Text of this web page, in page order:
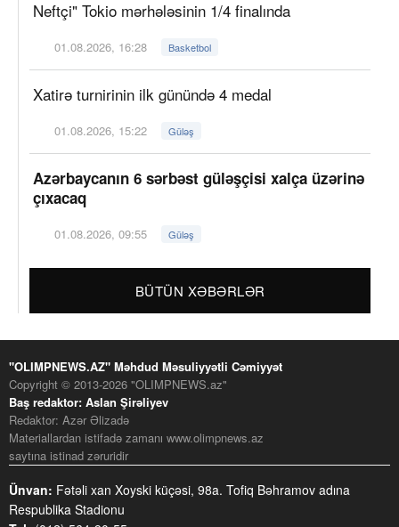
Neftçi" Tokio mərhələsinin 1/4 finalında
01.08.2026, 16:28 Basketbol
Xatirə turnirinin ilk günündə 4 medal
01.08.2026, 15:22 Güləş
Azərbaycanın 6 sərbəst güləşçisi xalça üzərinə
çıxacaq
01.08.2026, 09:55 Güləş
BÜTÜN XƏBƏRLƏR
"OLIMPNEWS.AZ" Məhdud Məsuliyyətli Cəmiyyət
Copyright © 2013-2026 "OLIMPNEWS.az"
Baş redaktor: Aslan Şirəliyev
Redaktor: Azər Əlizadə
Materiallardan istifadə zamanı www.olimpnews.az
saytına istinad zəruridir
Ünvan: Fətəli xan Xoyski küçəsi, 98a. Tofiq Bəhramov adına
Respublika Stadionu